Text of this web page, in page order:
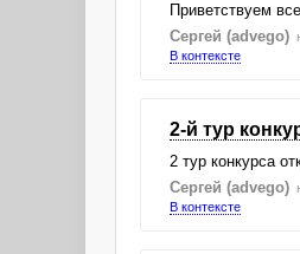
Приветствуем
Сергей (advego)
В контексте
2-й тур
2 тур конкурса
Сергей (advego)
В контексте